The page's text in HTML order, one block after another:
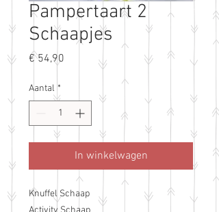
Pampertaart 2
Schaapjes
€ 54,90
Aantal *
In winkelwagen
Knuffel Schaap